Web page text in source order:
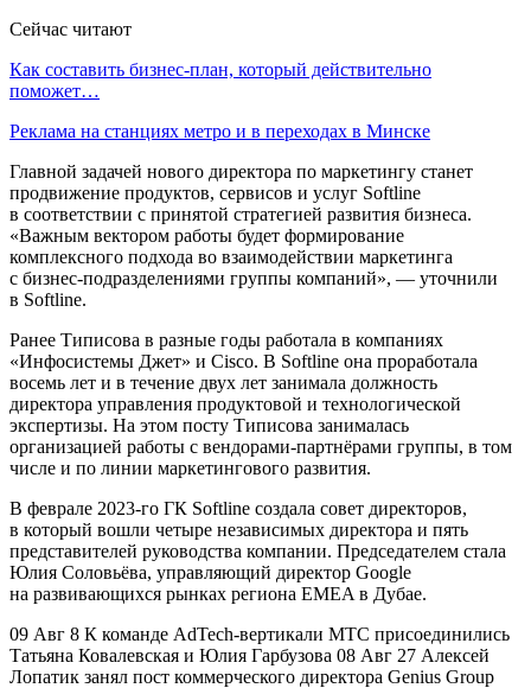
Сейчас читают
Как составить бизнес-план, который действительно
поможет…
Реклама на станциях метро и в переходах в Минске
Главной задачей нового директора по маркетингу станет
продвижение продуктов, сервисов и услуг Softline
в соответствии с принятой стратегией развития бизнеса.
«Важным вектором работы будет формирование
комплексного подхода во взаимодействии маркетинга
с бизнес-подразделениями группы компаний», — уточнили
в Softline.
Ранее Типисова в разные годы работала в компаниях
«Инфосистемы Джет» и Cisco. В Softline она проработала
восемь лет и в течение двух лет занимала должность
директора управления продуктовой и технологической
экспертизы. На этом посту Типисова занималась
организацией работы с вендорами-партнёрами группы, в том
числе и по линии маркетингового развития.
В феврале 2023-го ГК Softline создала совет директоров,
в который вошли четыре независимых директора и пять
представителей руководства компании. Председателем стала
Юлия Соловьёва, управляющий директор Google
на развивающихся рынках региона ЕМЕA в Дубае.
09 Авг 8 К команде AdTech-вертикали МТС присоединились
Татьяна Ковалевская и Юлия Гарбузова 08 Авг 27 Алексей
Лопатик занял пост коммерческого директора Genius Group